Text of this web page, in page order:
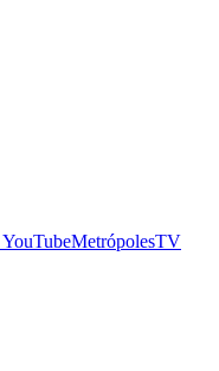
YouTubeMetrópolesTV